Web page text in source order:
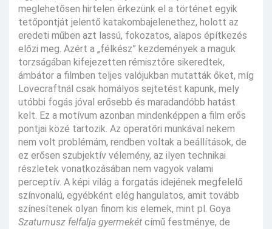
meglehetősen hirtelen érkezünk el a történet egyik
tetőpontját jelentő katakombajelenethez, holott az
eredeti műben azt lassú, fokozatos, alapos építkezés
előzi meg. Azért a „félkész” kezdemények a maguk
torzságában kifejezetten rémisztőre sikeredtek,
ámbátor a filmben teljes valójukban mutatták őket, míg
Lovecraftnál csak homályos sejtetést kapunk, mely
utóbbi fogás jóval erősebb és maradandóbb hatást
kelt. Ez a motívum azonban mindenképpen a film erős
pontjai közé tartozik. Az operatőri munkával nekem
nem volt problémám, rendben voltak a beállítások, de
ez erősen szubjektív vélemény, az ilyen technikai
részletek vonatkozásában nem vagyok valami
perceptív. A képi világ a forgatás idejének megfelelő
színvonalú, egyébként elég hangulatos, amit tovább
színesítenek olyan finom kis elemek, mint pl. Goya
Szaturnusz felfalja gyermekét című festménye, de